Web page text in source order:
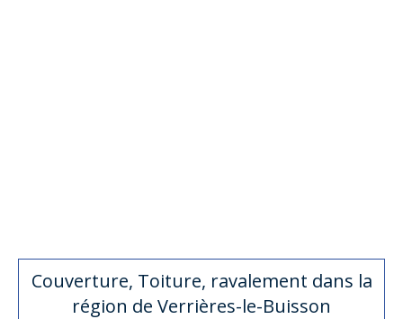
Couverture, Toiture, ravalement dans la
région de Verrières-le-Buisson